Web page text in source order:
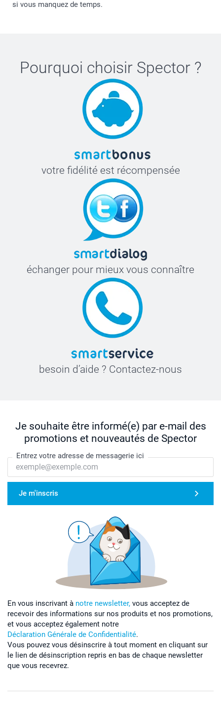
si vous manquez de temps.
Pourquoi choisir Spector?
votre fidélité est récompensée
échanger pour mieux vous connaître
besoin d’aide ? Contactez-nous
Je souhaite être informé(e) par e-mail des
promotions et nouveautés de Spector
Entrez votre adresse de messagerie ici
Je m'inscris
En vous inscrivant à notre newsletter, vous acceptez de
recevoir des informations sur nos produits et nos promotions,
et vous acceptez également notre
Déclaration Générale de Confidentialité.
Vous pouvez vous désinscrire à tout moment en cliquant sur
le lien de désinscription repris en bas de chaque newsletter
que vous recevrez.